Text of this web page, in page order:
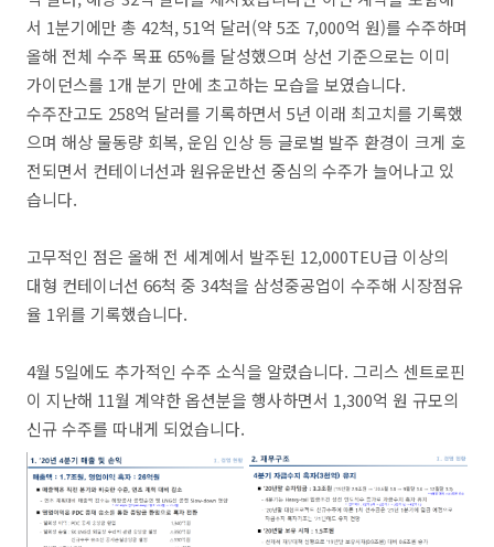
서 1분기에만 총 42척, 51억 달러(약 5조 7,000억 원)를 수주하며
올해 전체 수주 목표 65%를 달성했으며 상선 기준으로는 이미
가이던스를 1개 분기 만에 초고하는 모습을 보였습니다.
수주잔고도 258억 달러를 기록하면서 5년 이래 최고치를 기록했
으며 해상 물동량 회복, 운임 인상 등 글로벌 발주 환경이 크게 호
전되면서 컨테이너선과 원유운반선 중심의 수주가 늘어나고 있
습니다.
고무적인 점은 올해 전 세계에서 발주된 12,000TEU급 이상의
대형 컨테이너선 66척 중 34척을 삼성중공업이 수주해 시장점유
율 1위를 기록했습니다.
4월 5일에도 추가적인 수주 소식을 알렸습니다. 그리스 센트로핀
이 지난해 11월 계약한 옵션분을 행사하면서 1,300억 원 규모의
신규 수주를 따내게 되었습니다.